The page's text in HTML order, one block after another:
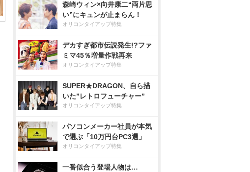
森崎ウィン×向井康二“両片思
い”にキュンが止まらん！
オリコンタイアップ特集
デカすぎ都市伝説発生!?ファ
ミマ45％増量作戦再来
オリコンタイアップ特集
SUPER★DRAGON、自ら描
いた”レトロフューチャー”
オリコンタイアップ特集
パソコンメーカー社員が本気
で選ぶ「10万円台PC3選」
オリコンタイアップ特集
一番似合う登場人物は…